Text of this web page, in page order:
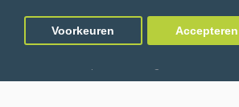
Voorkeuren Accepteren